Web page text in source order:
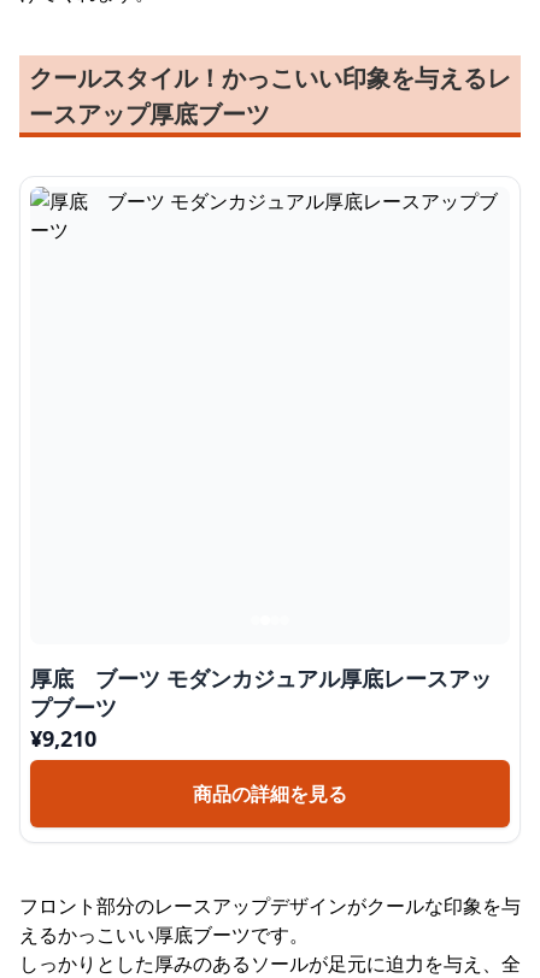
クールスタイル！かっこいい印象を与えるレ
ースアップ厚底ブーツ
厚底 ブーツ モダンカジュアル厚底レースアッ
プブーツ
¥9,210
商品の詳細を見る
フロント部分のレースアップデザインがクールな印象を与
えるかっこいい厚底ブーツです。
しっかりとした厚みのあるソールが足元に迫力を与え、全